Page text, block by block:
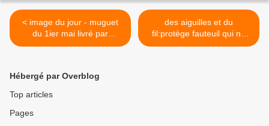
< image du jour - muguet
du 1ier mai livré par
Bebloom
des aiguilles et du
fil:protège fauteuil qui ne
glisse pas :le secret >
Hébergé par Overblog
Top articles
Pages